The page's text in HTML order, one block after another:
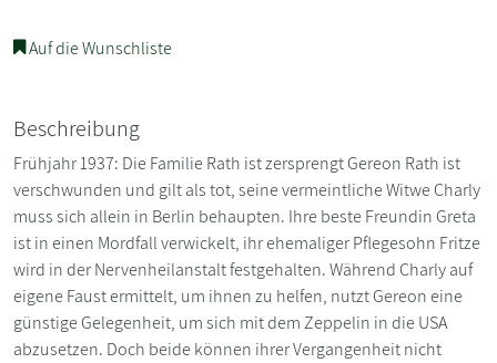
Auf die Wunschliste
Beschreibung
Frühjahr 1937: Die Familie Rath ist zersprengt Gereon Rath ist
verschwunden und gilt als tot, seine vermeintliche Witwe Charly
muss sich allein in Berlin behaupten. Ihre beste Freundin Greta
ist in einen Mordfall verwickelt, ihr ehemaliger Pflegesohn Fritze
wird in der Nervenheilanstalt festgehalten. ­Während Charly auf
eigene Faust ermittelt, um ihnen zu helfen, nutzt Gereon eine
günstige Gelegenheit, um sich mit dem Zeppelin in die USA
abzusetzen. Doch beide können ihrer Vergangenheit nicht